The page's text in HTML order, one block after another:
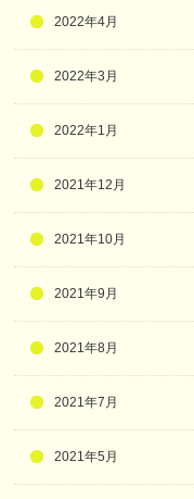
2022年4月
2022年3月
2022年1月
2021年12月
2021年10月
2021年9月
2021年8月
2021年7月
2021年5月